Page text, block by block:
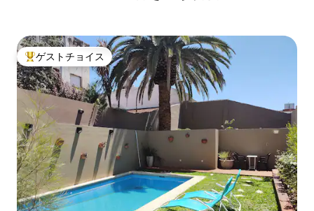
大好評のゲストチョイスです。
ゲストチョイス